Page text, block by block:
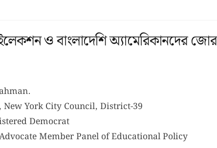
ইলেকশন ও বাংলাদেশি
New York City Council, District-39
Democrat
Member Panel of Educational Policy